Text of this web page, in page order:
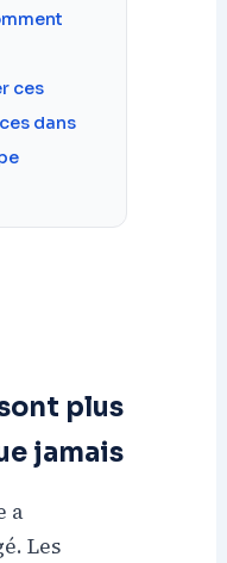
ces
dans
plus
jamais
a
Les